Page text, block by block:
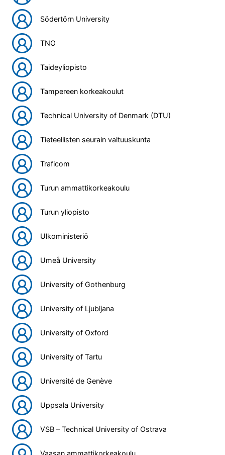
Södertörn University
TNO
Taideyliopisto
Tampereen korkeakoulut
Technical University of Denmark (DTU)
Tieteellisten seurain valtuuskunta
Traficom
Turun ammattikorkeakoulu
Turun yliopisto
Ulkoministeriö
Umeå University
University of Gothenburg
University of Ljubljana
University of Oxford
University of Tartu
Université de Genève
Uppsala University
VSB – Technical University of Ostrava
Vaasan ammattikorkeakoulu